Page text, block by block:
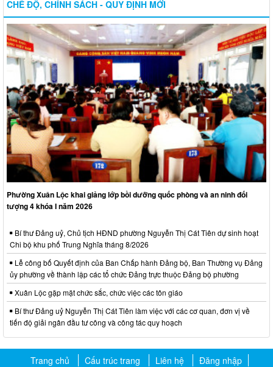
CHẾ ĐỘ, CHÍNH SÁCH - QUY ĐỊNH MỚI
Phường Xuân Lộc khai giảng lớp bồi dưỡng quốc phòng và an ninh đối
tượng 4 khóa I năm 2026
Bí thư Đảng uỷ, Chủ tịch HĐND phường Nguyễn Thị Cát Tiên dự sinh hoạt
Chi bộ khu phố Trung Nghĩa tháng 8/2026
Lễ công bố Quyết định của Ban Chấp hành Đảng bộ, Ban Thường vụ Đảng
ủy phường về thành lập các tổ chức Đảng trực thuộc Đảng bộ phường
Xuân Lộc gặp mặt chức sắc, chức việc các tôn giáo
Bí thư Đảng uỷ Nguyễn Thị Cát Tiên làm việc với các cơ quan, đơn vị về
tiến độ giải ngân đầu tư công và công tác quy hoạch
Trang chủ Cấu trúc trang Liên hệ Đăng nhập